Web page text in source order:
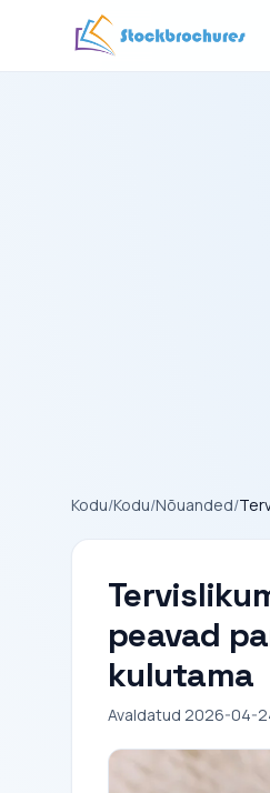
Kodu/Kodu/Nõuanded/
peavad
kulutama
Avaldatud 2026-04-